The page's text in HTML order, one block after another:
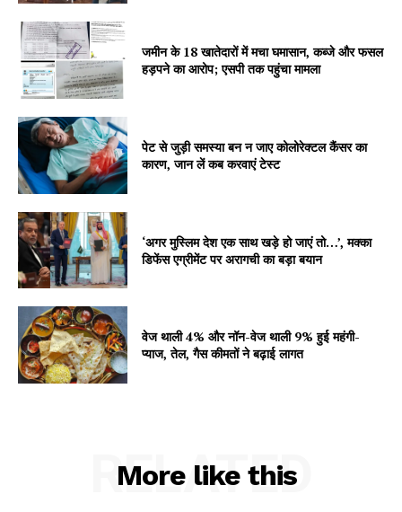
Contact us
Subscription Plans
My account
जमीन के 18 खातेदारों में मचा घमासान, कब्जे और फसल
हड़पने का आरोप; एसपी तक पहुंचा मामला
पेट से जुड़ी समस्या बन न जाए कोलोरेक्टल कैंसर का
कारण, जान लें कब करवाएं टेस्ट
‘अगर मुस्लिम देश एक साथ खड़े हो जाएं तो…’, मक्का
डिफेंस एग्रीमेंट पर अरागची का बड़ा बयान
वेज थाली 4% और नॉन-वेज थाली 9% हुई महंगी-
प्याज, तेल, गैस कीमतों ने बढ़ाई लागत
More like this
RELATED